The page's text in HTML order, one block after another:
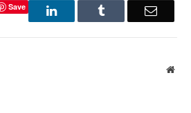
Save LinkedIn Tumblr Email